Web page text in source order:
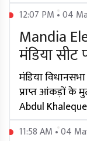
12:07 PM • 04
Mandia
मंडिया
मंडिया
प्राप्त आंकड़ों के
Abdul
11:58 AM • 04